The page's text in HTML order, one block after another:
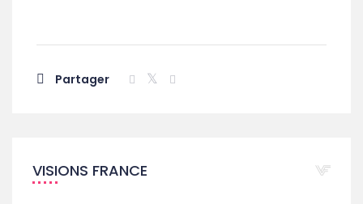
Partager
VISIONS FRANCE